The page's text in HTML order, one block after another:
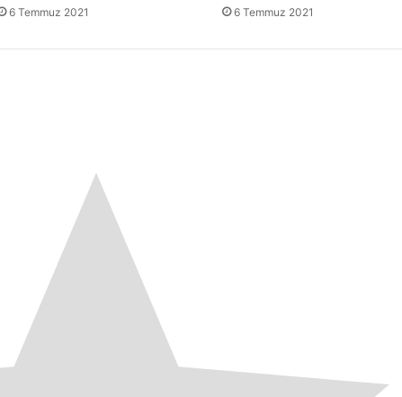
6 Temmuz 2021 6 Temmuz 2021